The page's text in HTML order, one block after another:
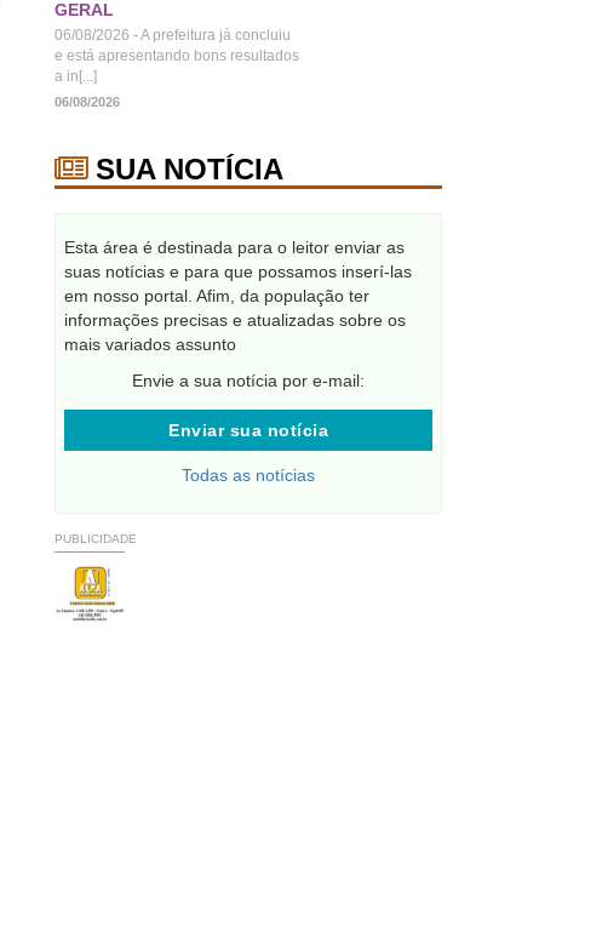
GERAL
06/08/2026 - A prefeitura já concluiu
e está apresentando bons resultados
a in[...]
06/08/2026
SUA NOTÍCIA
Esta área é destinada para o leitor enviar as
suas notícias e para que possamos inserí-las
em nosso portal. Afim, da população ter
informações precisas e atualizadas sobre os
mais variados assunto
Envie a sua notícia por e-mail:
Enviar sua notícia
Todas as notícias
PUBLICIDADE